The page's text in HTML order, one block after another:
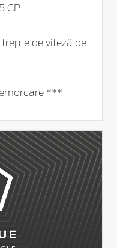
CP
de viteză de
***